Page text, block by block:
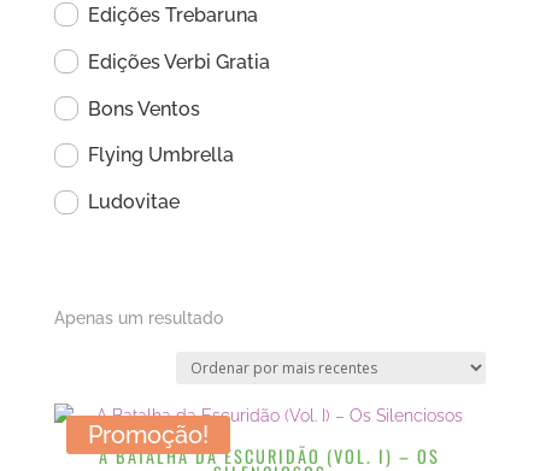
Edições Trebaruna
Edições Verbi Gratia
Bons Ventos
Flying Umbrella
Ludovitae
Apenas um resultado
Promoção!
A BATALHA DA ESCURIDÃO (VOL. I) – OS